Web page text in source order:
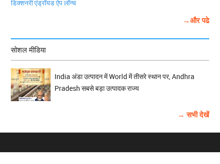
डिक्शनरी एंड्रॉयड ऐप लॉन्च
→और पढे
सोशल मीडिया
India अंडा उत्पादन में World में तीसरे स्थान पर, Andhra
Pradesh सबसे बड़ा उत्पादक राज्य
→ सभी देखें